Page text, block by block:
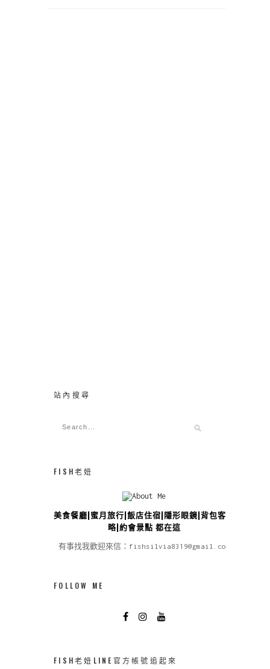
站內搜尋
FISH老妞
美食餐廳|蜜月旅行|飯店住宿|隱形眼鏡|背包客攻
略|約會景點 都在這
有事找我歡迎來信：fishsilvia8319@gmail.com
FOLLOW ME
FISH老妞LINE官方帳號追起來